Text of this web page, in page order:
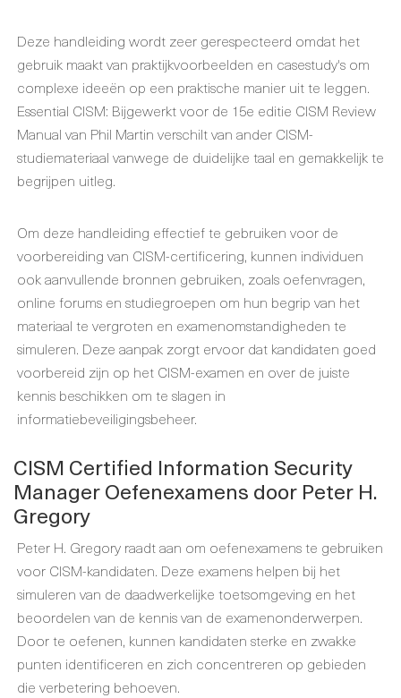
Deze handleiding wordt zeer gerespecteerd omdat het
gebruik maakt van praktijkvoorbeelden en casestudy's om
complexe ideeën op een praktische manier uit te leggen.
Essential CISM: Bijgewerkt voor de 15e editie CISM Review
Manual van Phil Martin verschilt van ander CISM-
studiemateriaal vanwege de duidelijke taal en gemakkelijk te
begrijpen uitleg.
Om deze handleiding effectief te gebruiken voor de
voorbereiding van CISM-certificering, kunnen individuen
ook aanvullende bronnen gebruiken, zoals oefenvragen,
online forums en studiegroepen om hun begrip van het
materiaal te vergroten en examenomstandigheden te
simuleren. Deze aanpak zorgt ervoor dat kandidaten goed
voorbereid zijn op het CISM-examen en over de juiste
kennis beschikken om te slagen in
informatiebeveiligingsbeheer.
CISM Certified Information Security
Manager Oefenexamens door Peter H.
Gregory
Peter H. Gregory raadt aan om oefenexamens te gebruiken
voor CISM-kandidaten. Deze examens helpen bij het
simuleren van de daadwerkelijke toetsomgeving en het
beoordelen van de kennis van de examenonderwerpen.
Door te oefenen, kunnen kandidaten sterke en zwakke
punten identificeren en zich concentreren op gebieden
die verbetering behoeven.